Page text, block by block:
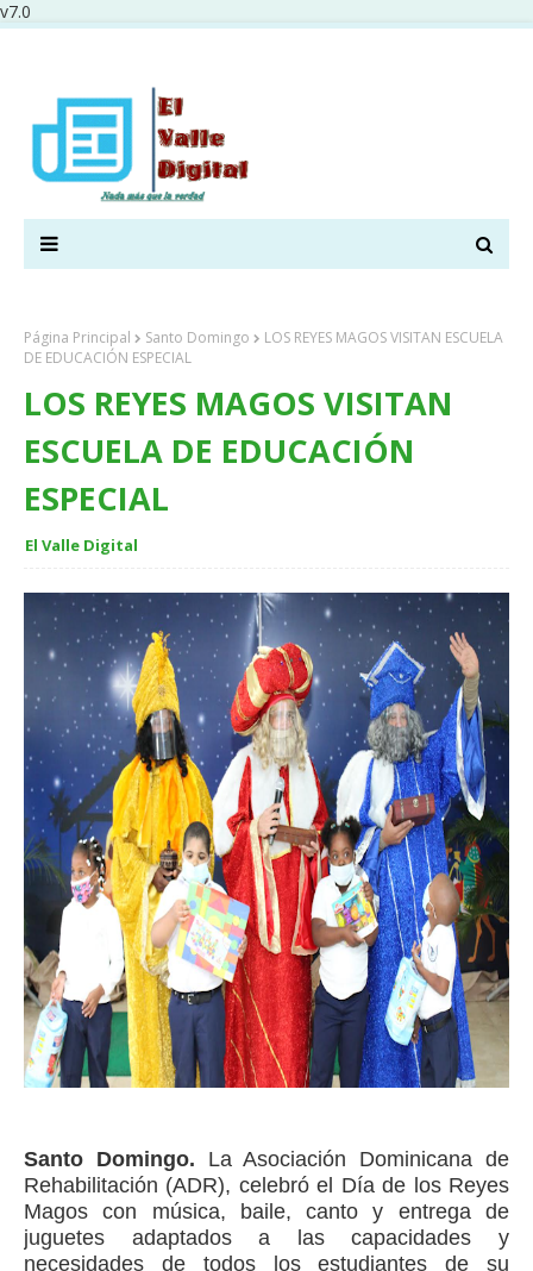
v7.0
Página Principal Santo Domingo
LOS REYES MAGOS VISITAN ESCUELA
DE EDUCACIÓN ESPECIAL
LOS REYES MAGOS VISITAN
ESCUELA DE EDUCACIÓN
ESPECIAL
El Valle Digital
Santo Domingo. La Asociación Dominicana de
Rehabilitación (ADR), celebró el Día de los Reyes
Magos con música, baile, canto y entrega de
juguetes adaptados a las capacidades y
necesidades de todos los estudiantes de su